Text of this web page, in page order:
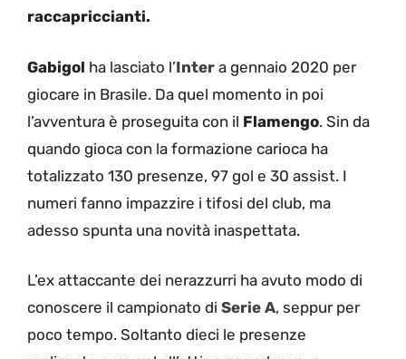
raccapriccianti.
Gabigol ha lasciato l’Inter a gennaio 2020 per
giocare in Brasile. Da quel momento in poi
l’avventura è proseguita con il Flamengo. Sin da
quando gioca con la formazione carioca ha
totalizzato 130 presenze, 97 gol e 30 assist. I
numeri fanno impazzire i tifosi del club, ma
adesso spunta una novità inaspettata.
L’ex attaccante dei nerazzurri ha avuto modo di
conoscere il campionato di Serie A, seppur per
poco tempo. Soltanto dieci le presenze